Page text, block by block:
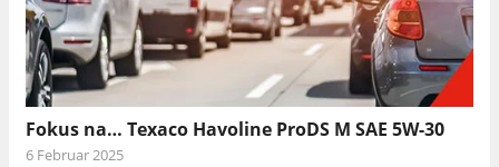
Fokus na… Texaco Havoline ProDS M SAE 5W-30
6 Februar 2025